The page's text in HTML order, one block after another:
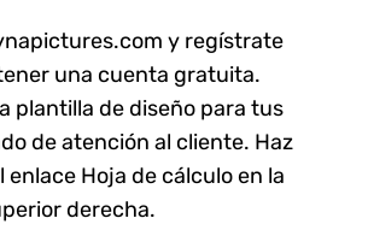
y regístrate
una cuenta gratuita.
plantilla de diseño para tus
de atención al cliente. Haz
enlace Hoja de cálculo en la
derecha.